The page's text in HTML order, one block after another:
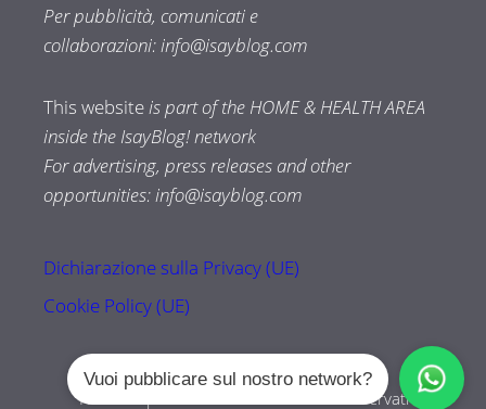
Per pubblicità, comunicati e
collaborazioni:info@isayblog.com
This websiteis part of the HOME & HEALTH AREA
inside the IsayBlog! network
For advertising, press releases and other
opportunities:info@isayblog.com
Dichiarazione sulla Privacy (UE)
Cookie Policy (UE)
Tuttozampe.com © 2026 Tutti i diritti riservati
Vuoi pubblicare sul nostro network?